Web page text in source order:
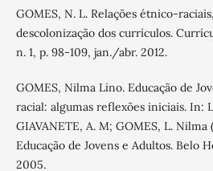
GOMES, N. L. Relações étnico-
descolonização dos currículos.
n. 1, p. 98-109, jan./abr. 2012.
GOMES, Nilma Lino. Educação de
racial: algumas reflexões iniciais. In:
GIAVANETE, A. M; GOMES, L. Nilma
Educação de Jovens e Adultos. Belo
2005.